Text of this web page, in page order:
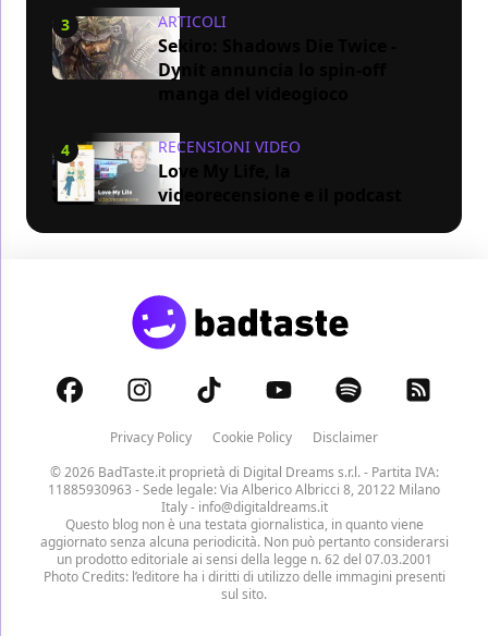
3 ARTICOLI
Sekiro: Shadows Die Twice -
Dynit annuncia lo spin-off
4 RECENSIONI VIDEO
Love My Life, la
videorecensione e il podcast
Privacy Policy Cookie Policy
Disclaimer
© 2026 BadTaste.it proprietà di Digital Dreams s.r.l.- Partita IVA:
11885930963 - Sede legale: Via Alberico Albricci 8, 20122 Milano
Italy - info@digitaldreams.it
Questo blog non è una testata giornalistica, in quanto viene
aggiornato senza alcuna periodicità. Non può pertanto considerarsi
un prodotto editoriale ai sensi della legge n. 62 del 07.03.2001
Photo Credits: l’editore ha i diritti di utilizzo delle immagini presenti
sul sito.